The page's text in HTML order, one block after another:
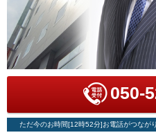
050-
ただ今のお時間[12時52分]お電話がつなが